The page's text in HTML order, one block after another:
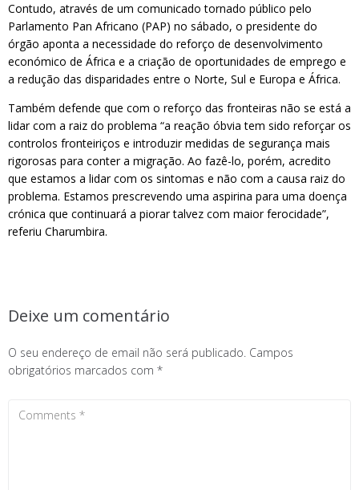
Contudo, através de um comunicado tornado público pelo
Parlamento Pan Africano (PAP) no sábado, o presidente do
órgão aponta a necessidade do reforço de desenvolvimento
económico de África e a criação de oportunidades de emprego e
a redução das disparidades entre o Norte, Sul e Europa e África.
Também defende que com o reforço das fronteiras não se está a
lidar com a raiz do problema “a reação óbvia tem sido reforçar os
controlos fronteiriços e introduzir medidas de segurança mais
rigorosas para conter a migração. Ao fazê-lo, porém, acredito
que estamos a lidar com os sintomas e não com a causa raiz do
problema. Estamos prescrevendo uma aspirina para uma doença
crónica que continuará a piorar talvez com maior ferocidade”,
referiu Charumbira.
Deixe um comentário
O seu endereço de email não será publicado. Campos
obrigatórios marcados com *